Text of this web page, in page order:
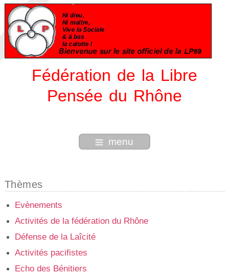
Fédération de la Libre
Pensée du Rhône
menu
Thèmes
Evènements
Activités de la fédération du Rhône
Défense de la Laîcité
Activités pacifistes
Echo des Bénitiers